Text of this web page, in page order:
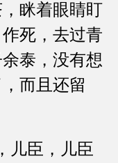
眯着眼睛盯
死，去过青
泰，没有想
而且还留
臣，儿臣